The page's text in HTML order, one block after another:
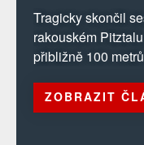
Tragicky skončil
rakouském
přibližně 100
ZOBRAZIT